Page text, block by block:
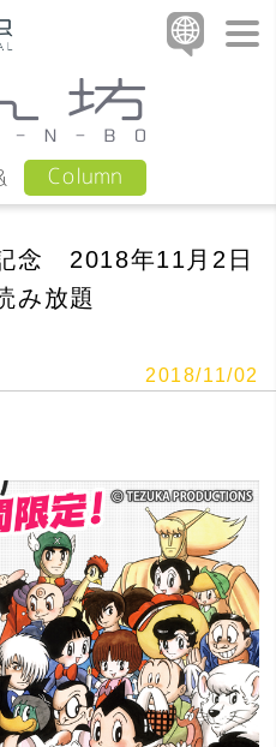
Column
念 2018年11月2日
み放題
2018/11/02